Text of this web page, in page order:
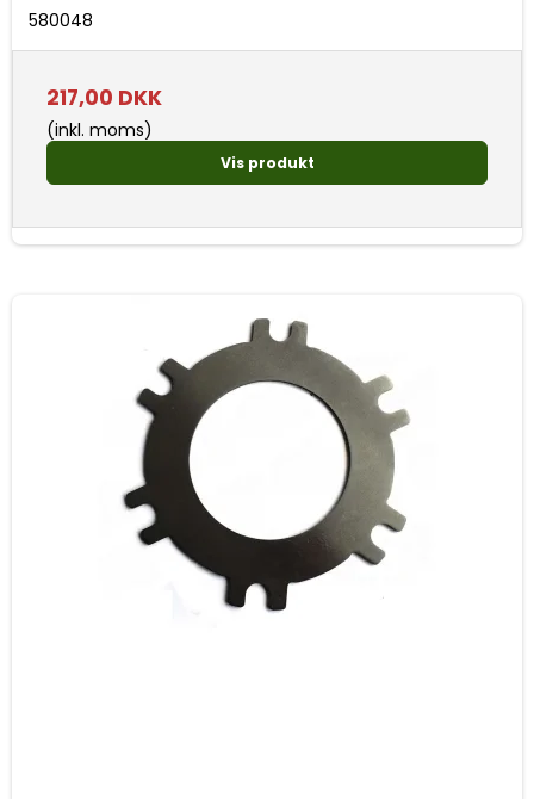
580048
217,00 DKK
(inkl. moms)
Vis produkt